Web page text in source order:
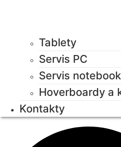
Tablety
Servis PC
Servis
Hoverboardy a
Kontakty